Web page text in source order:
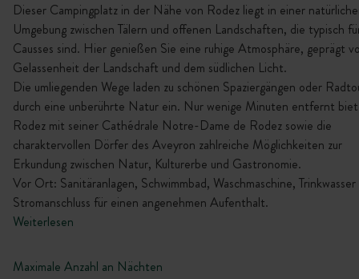
Dieser Campingplatz in der Nähe von Rodez liegt in einer
Umgebung zwischen Tälern und offenen Landschaften, die typisch
Causses sind. Hier genießen Sie eine ruhige Atmosphäre, geprägt
Gelassenheit der Landschaft und dem südlichen Licht.
Die umliegenden Wege laden zu schönen Spaziergängen oder
durch eine unberührte Natur ein. Nur wenige Minuten entfernt
Rodez mit seiner Cathédrale Notre-Dame de Rodez sowie die
charaktervollen Dörfer des Aveyron zahlreiche Möglichkeiten zur
Erkundung zwischen Natur, Kulturerbe und Gastronomie.
Vor Ort: Sanitäranlagen, Schwimmbad, Waschmaschine,
Stromanschluss für einen angenehmen Aufenthalt.
Weiterlesen
Maximale Anzahl an Nächten